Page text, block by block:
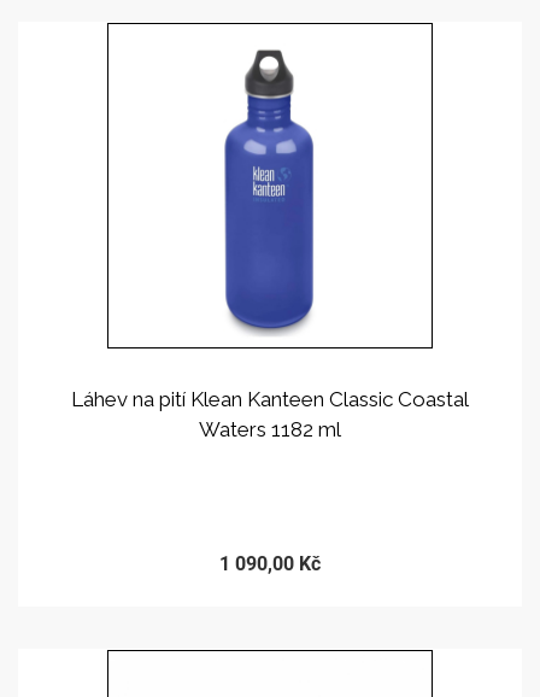
Láhev na pití Klean Kanteen Classic Coastal
Waters 1182 ml
1 090,00 Kč